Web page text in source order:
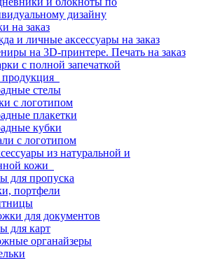
дизайну
на заказ
и личные аксессуары на заказ
на 3D-принтере. Печать на заказ
с полной запечаткой
стелы
с логотипом
плакетки
кубки
с логотипом
из натуральной и
кожи
для пропуска
портфели
для документов
для карт
органайзеры